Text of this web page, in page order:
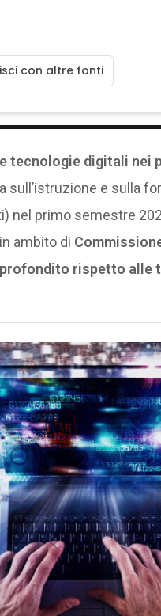
con altre fonti
tecnologie digitali nei
sull’istruzione e sulla
nel primo semestre
ambito di
rispetto alle